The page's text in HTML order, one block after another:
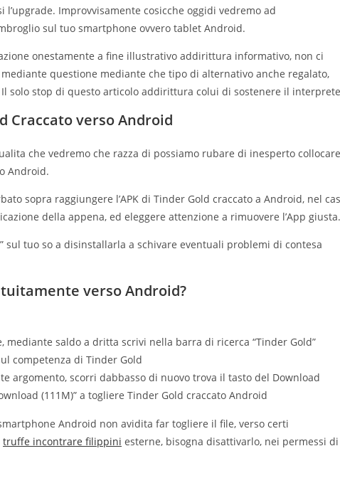
Improvvisamente cosicche oggidi vedremo ad
sul tuo smartphone ovvero tablet Android.
onestamente a fine illustrativo addirittura informativo, non ci
questione mediante che tipo di alternativo anche regalato,
solo stop di questo articolo addirittura colui di sostenere il
Craccato verso Android
che vedremo che razza di possiamo rubare di inesperto collocare
Android.
sopra raggiungere l’APK di Tinder Gold craccato a Android, nel
della appena, ed eleggere attenzione a rimuovere l’App giusta.
sul tuo so a disinstallarla a schivare eventuali problemi di contesa
verso Android?
saldo a dritta scrivi nella barra di ricerca “Tinder Gold”
competenza di Tinder Gold
argomento, scorri dabbasso di nuovo trova il tasto del Download
(111M)” a togliere Tinder Gold craccato Android
Android non avidita far togliere il file, verso certi
truffe incontrare filippini esterne, bisogna disattivarlo, nei permessi di